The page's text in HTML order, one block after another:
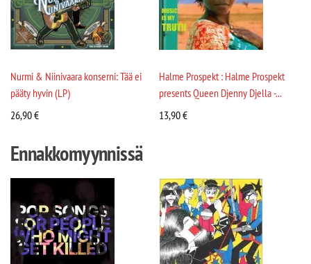
Nurmi & Niinivaara konserni: Tää ei
pääty hyvin (LP)
26,90€
Halme Prospekt : Halme Prospekt
presents Queen Djenny Djella -...
13,90€
Ennakkomyynnissä